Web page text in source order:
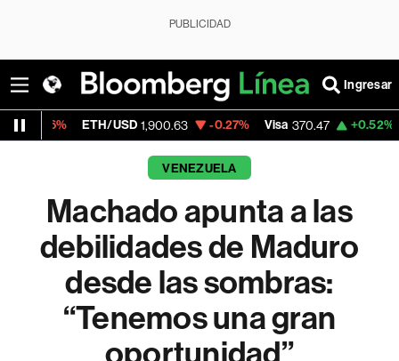
PUBLICIDAD
Ingresar
ETH/USD 1,900.63 -0.27% Visa 370.47 +0.52%
VENEZUELA
Machado apunta a las
debilidades de Maduro
desde las sombras:
“Tenemos una gran